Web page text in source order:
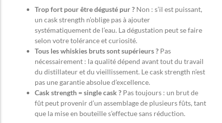
Trop fort pour être dégusté pur ? Non : s’il est puissant,
un cask strength n’oblige pas à ajouter
systématiquement de l’eau. La dégustation peut se faire
selon votre tolérance et curiosité.
Tous les whiskies bruts sont supérieurs ? Pas
nécessairement : la qualité dépend avant tout du travail
du distillateur et du vieillissement. Le cask strength n’est
pas une garantie absolue d’excellence.
Cask strength = single cask ? Pas toujours : un brut de
fût peut provenir d’un assemblage de plusieurs fûts, tant
que la mise en bouteille s’effectue sans réduction.